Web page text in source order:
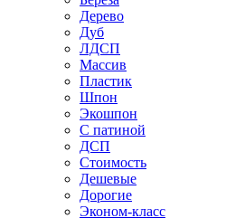
Дерево
Дуб
ЛДСП
Массив
Пластик
Шпон
Экошпон
С патиной
ДСП
Стоимость
Дешевые
Дорогие
Эконом-класс